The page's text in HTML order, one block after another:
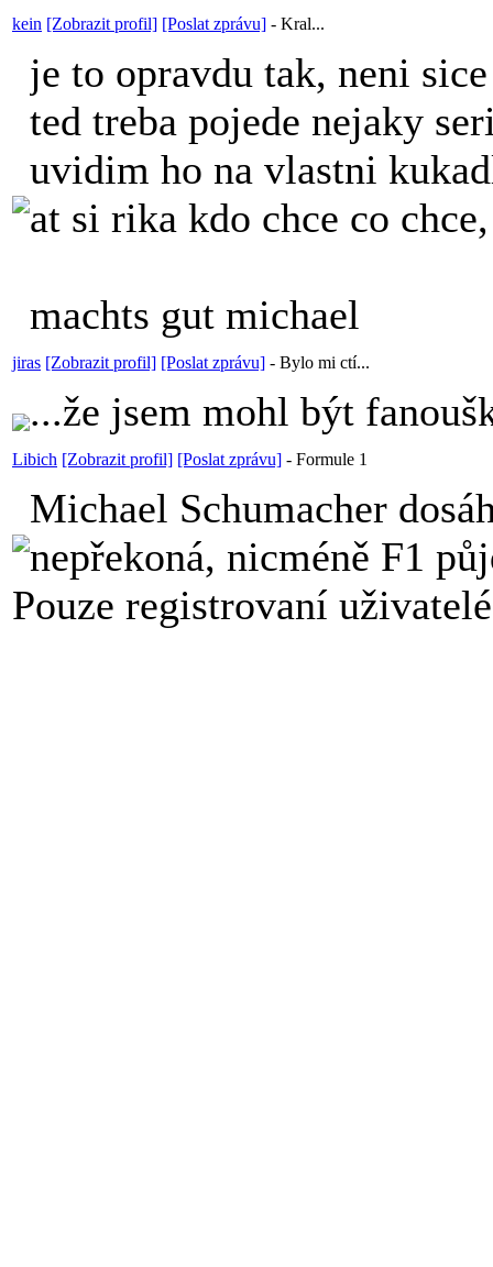
kein [Zobrazit profil] [Poslat zprávu] - Kral...
je to opravdu tak, neni
ted treba pojede nejaky
uvidim ho na vlastni
at si rika kdo chce co
machts gut michael
jiras [Zobrazit profil] [Poslat zprávu] - Bylo mi ctí...
...že jsem mohl být
Libich [Zobrazit profil] [Poslat zprávu] - Formule 1
Michael Schumacher
nepřekoná, nicméně F1
Pouze registrovaní